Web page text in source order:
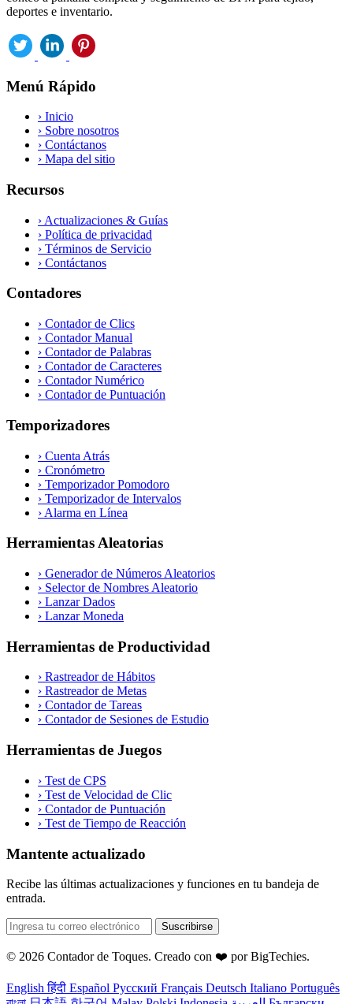
deportes e inventario.
Menú Rápido
› Inicio
› Sobre nosotros
› Contáctanos
› Mapa del sitio
Recursos
› Actualizaciones & Guías
› Política de privacidad
› Términos de Servicio
› Contáctanos
Contadores
› Contador de Clics
› Contador Manual
› Contador de Palabras
› Contador de Caracteres
› Contador Numérico
› Contador de Puntuación
Temporizadores
› Cuenta Atrás
› Cronómetro
› Temporizador Pomodoro
› Temporizador de Intervalos
› Alarma en Línea
Herramientas Aleatorias
› Generador de Números Aleatorios
› Selector de Nombres Aleatorio
› Lanzar Dados
› Lanzar Moneda
Herramientas de Productividad
› Rastreador de Hábitos
› Rastreador de Metas
› Contador de Tareas
› Contador de Sesiones de Estudio
Herramientas de Juegos
› Test de CPS
› Test de Velocidad de Clic
› Contador de Puntuación
› Test de Tiempo de Reacción
Mantente actualizado
Recibe las últimas actualizaciones y funciones en tu bandeja de
entrada.
Suscribirse
© 2026 Contador de Toques. Creado con ❤️ porBigTechies.
Englishहिंदी Español Русский Français Deutsch Italiano Português